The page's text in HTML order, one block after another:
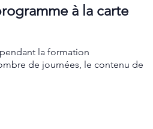
à la carte
la formation
de journées, le contenu de